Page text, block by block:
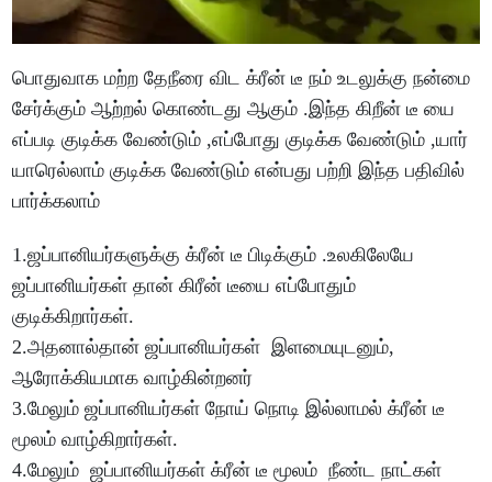
பொதுவாக மற்ற தேநீரை விட க்ரீன் டீ நம் உடலுக்கு நன்மை
சேர்க்கும் ஆற்றல் கொண்டது ஆகும் .இந்த கிறீன் டீ யை
எப்படி குடிக்க வேண்டும் ,எப்போது குடிக்க வேண்டும் ,யார்
யாரெல்லாம் குடிக்க வேண்டும் என்பது பற்றி இந்த பதிவில்
பார்க்கலாம்
1.ஜப்பானியர்களுக்கு க்ரீன் டீ பிடிக்கும் .உலகிலேயே
ஜப்பானியர்கள் தான் கிரீன் டீயை எப்போதும்
குடிக்கிறார்கள்.
2.அதனால்தான் ஜப்பானியர்கள் இளமையுடனும்,
ஆரோக்கியமாக வாழ்கின்றனர்
3.மேலும் ஜப்பானியர்கள் நோய் நொடி இல்லாமல் க்ரீன் டீ
மூலம் வாழ்கிறார்கள்.
4.மேலும் ஜப்பானியர்கள் க்ரீன் டீ மூலம் நீண்ட நாட்கள்